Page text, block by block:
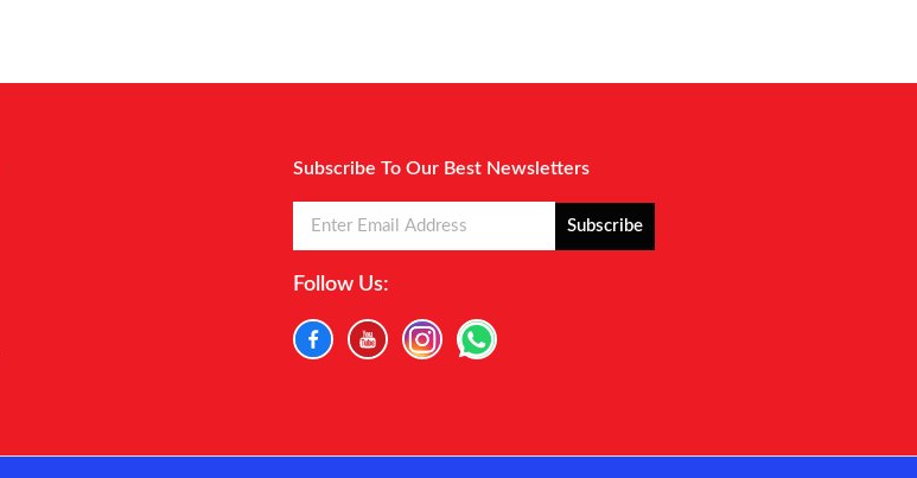
Subscribe To Our Best Newsletters
Subscribe
Follow Us: